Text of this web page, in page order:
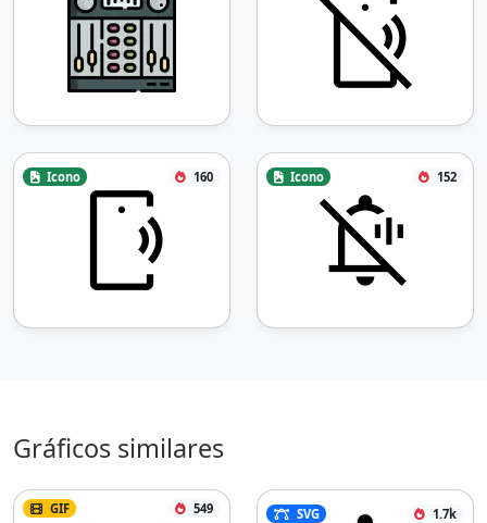
Icono 160 Icono 152
Gráficos similares
GIF 549 SVG 1.7k